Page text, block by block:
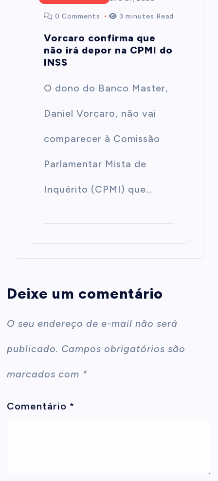
0 Comments 3 minutes Read
Vorcaro confirma que
não irá depor na CPMI do
INSS
O dono do Banco Master,
Daniel Vorcaro, não vai
comparecer à Comissão
Parlamentar Mista de
Inquérito (CPMI) que…
Deixe um comentário
O seu endereço de e-mail não será
publicado. Campos obrigatórios são
marcados com *
Comentário *